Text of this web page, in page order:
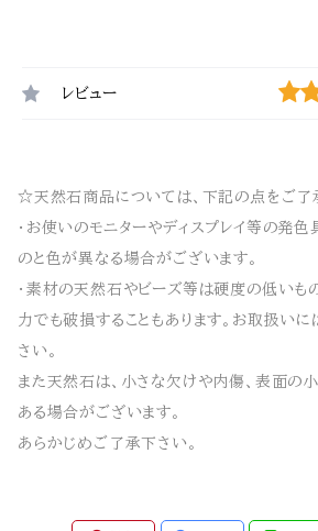
レビュー
☆天然石商品については、下記の点をご了
・お使いのモニターやディスプレイ等の発色
のと色が異なる場合がございます。
・素材の天然石やビーズ等は硬度の低いも
力でも破損することもあります。お取扱い
さい。
また天然石は、小さな欠けや内傷、表面の
ある場合がございます。
あらかじめご了承下さい。